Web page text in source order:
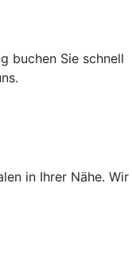
buchen Sie schnell
in Ihrer Nähe. Wir